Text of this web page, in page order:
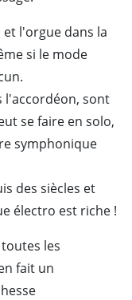
et l'orgue dans la
si le mode
l'accordéon, sont
se faire en solo,
symphonique
des siècles et
électro est riche !
les
fait un